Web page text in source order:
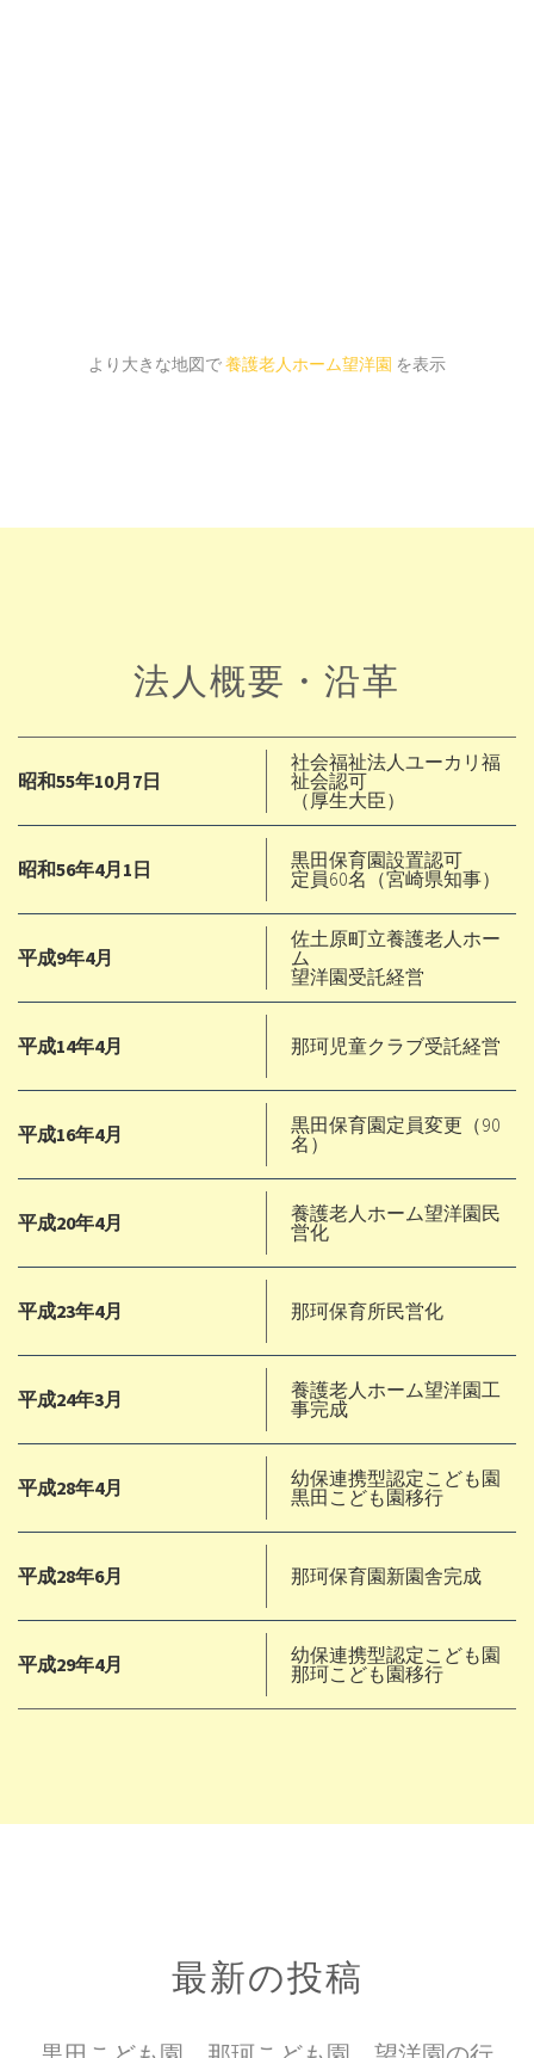
より大きな地図で養護老人ホーム望洋園 を表示
法人概要・沿革
昭和55年10月7日
社会福祉法人ユーカリ福
祉会認可
（厚生大臣）
昭和56年4月1日
黒田保育園設置認可
定員60名（宮崎県知事）
平成9年4月
佐土原町立養護老人ホー
ム
望洋園受託経営
平成14年4月 那珂児童クラブ受託経営
平成16年4月
黒田保育園定員変更（90
名）
平成20年4月
養護老人ホーム望洋園民
営化
平成23年4月 那珂保育所民営化
平成24年3月
養護老人ホーム望洋園工
事完成
平成28年4月
幼保連携型認定こども園
黒田こども園移行
平成28年6月 那珂保育園新園舎完成
平成29年4月
幼保連携型認定こども園
那珂こども園移行
最新の投稿